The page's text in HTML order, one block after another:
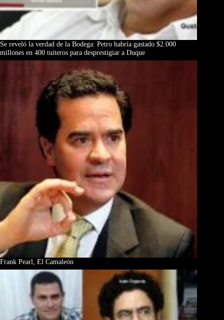
Se reveló la verdad de la Bodega: Petro habría gastado $2.000
millones en 400 tuiteros para desprestigiar a Duque
Frank Pearl, El Camaleón